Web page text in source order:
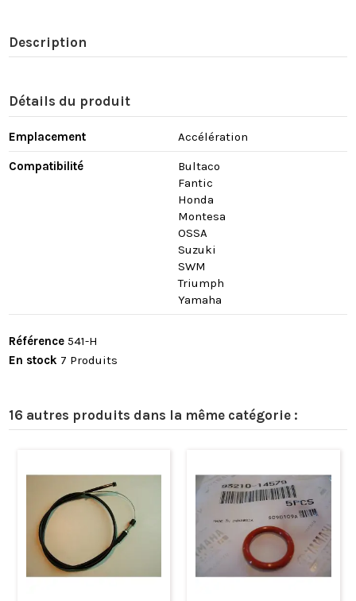
Description
Détails du produit
Emplacement Accélération
Compatibilité
Bultaco
Fantic
Honda
Montesa
OSSA
Suzuki
SWM
Triumph
Yamaha
Référence 541-H
En stock 7 Produits
16 autres produits dans la même catégorie :